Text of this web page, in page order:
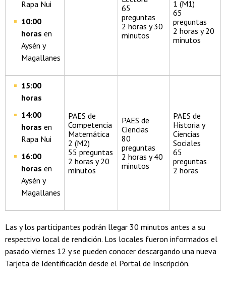
Rapa Nui
10:00
horas en
Aysén y
Magallanes
65
preguntas
2 horas y 30
minutos
1 (M1)
65
preguntas
2 horas y 20
minutos
15:00
horas
14:00
horas en
Rapa Nui
16:00
horas en
Aysén y
Magallanes
PAES de
Competencia
Matemática
2 (M2)
55 preguntas
2 horas y 20
minutos
PAES de
Ciencias
80
preguntas
2 horas y 40
minutos
PAES de
Historia y
Ciencias
Sociales
65
preguntas
2 horas
Las y los participantes podrán llegar 30 minutos antes a su
respectivo local de rendición. Los locales fueron informados el
pasado viernes 12 y se pueden conocer descargando una nueva
Tarjeta de Identificación desde el Portal de Inscripción.